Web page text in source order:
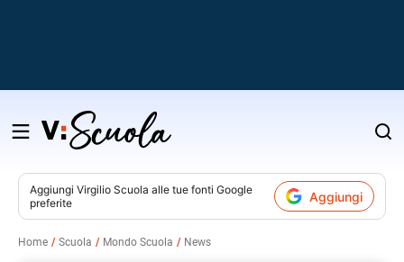
Salta
contenuto
Aggiungi Virgilio Scuola alle tue fonti Google
preferite
Aggiungi
Home Scuola Mondo Scuola News